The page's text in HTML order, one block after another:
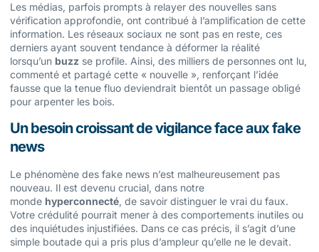
Les médias, parfois prompts à relayer des nouvelles sans
vérification approfondie, ont contribué à l’amplification de cette
information. Les réseaux sociaux ne sont pas en reste, ces
derniers ayant souvent tendance à déformer la réalité
lorsqu’un buzz se profile. Ainsi, des milliers de personnes ont lu,
commenté et partagé cette « nouvelle », renforçant l’idée
fausse que la tenue fluo deviendrait bientôt un passage obligé
pour arpenter les bois.
Un besoin croissant de vigilance face aux fake
news
Le phénomène des fake news n’est malheureusement pas
nouveau. Il est devenu crucial, dans notre
monde hyperconnecté, de savoir distinguer le vrai du faux.
Votre crédulité pourrait mener à des comportements inutiles ou
des inquiétudes injustifiées. Dans ce cas précis, il s’agit d’une
simple boutade qui a pris plus d’ampleur qu’elle ne le devait.